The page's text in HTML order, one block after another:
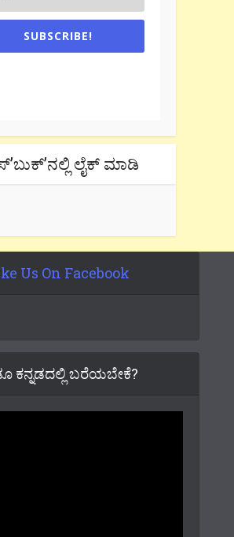
SUBSCRIBE!
ಲೈಕ್ ಮಾಡಿ
Us On Facebook
ಕನ್ನಡದಲ್ಲಿ ಬರೆಯಬೇಕೆ?